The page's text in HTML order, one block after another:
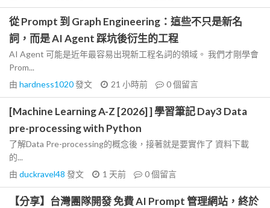
從 Prompt 到 Graph Engineering：這些不只是新名
詞，而是 AI Agent 踩坑後衍生的工程
AI Agent 可能是近年最容易出現新工程名詞的領域。 我們才剛學會
Prom...
由 hardness1020發文 21 小時前 0個留言
[Machine Learning A-Z [2026] ] 學習筆記 Day3 Data
pre-processing with Python
了解Data Pre-processing的概念後，接著就是要實作了 資料下載
的...
由 duckravel48 發文 1 天前 0個留言
【分享】台灣團隊開發 免費 AI Prompt 管理網站，終於